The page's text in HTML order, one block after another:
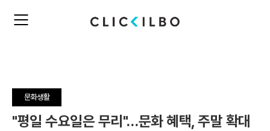
주
뉴
펼
치
기
문화생활
"평일 수요일은 무리"…문화 혜택, 주말 확대